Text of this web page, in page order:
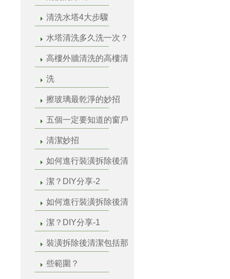
清洗水塔4大步驟
水塔清洗多久洗一次？
高樓外牆清洗的高樓清
洗
擦玻璃最乾淨的妙招
五個一定要知道的窗戶
清潔妙招
如何進行裝潢拆除後清
潔？DIY分享-2
如何進行裝潢拆除後清
潔？DIY分享-1
裝潢拆除後清潔包括那
些範圍？